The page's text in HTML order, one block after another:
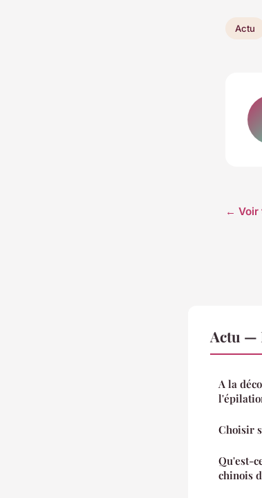
Actu
← Voir
Actu —
A la
Choisir
Qu'est-
chinois